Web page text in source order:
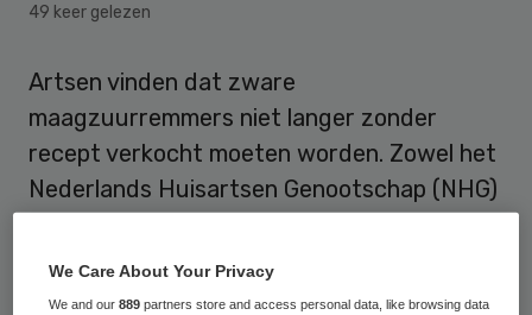
49 keer gelezen
Artsen vinden dat zware
maagzuurremmers niet langer zonder
recept verkocht moeten worden. Zowel het
Nederlands Huisartsen Genootschap (NHG)
vinden dat deze middelen, die forse
bijwerkingen hebben, te vaak worden
We Care About Your Privacy
We and our889 partners store and access personal data, like browsing data